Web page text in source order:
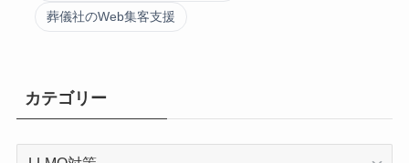
葬儀社のWeb集客支援
カテゴリー
カ